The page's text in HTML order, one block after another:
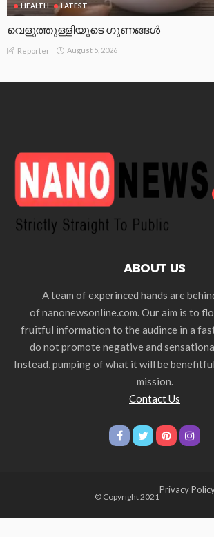
HEALTH LATEST
വെളുത്തുള്ളിയുടെ ഗുണങ്ങൾ
Reporter August 5, 2026
ABOUT US
A team of experinced hands are
of nanonewsonline.com. Our aim is to
fruitful information to the audince in a
do not promote negative and
Instead, pumping of what it will be
mission.
Contact Us
© Copyright 2021
Privacy